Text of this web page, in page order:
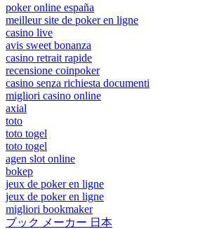
poker online españa
meilleur site de poker en ligne
casino live
avis sweet bonanza
casino retrait rapide
recensione coinpoker
casino senza richiesta documenti
migliori casino online
axial
toto
toto togel
toto togel
agen slot online
bokep
jeux de poker en ligne
jeux de poker en ligne
migliori bookmaker
ブック メーカー 日本